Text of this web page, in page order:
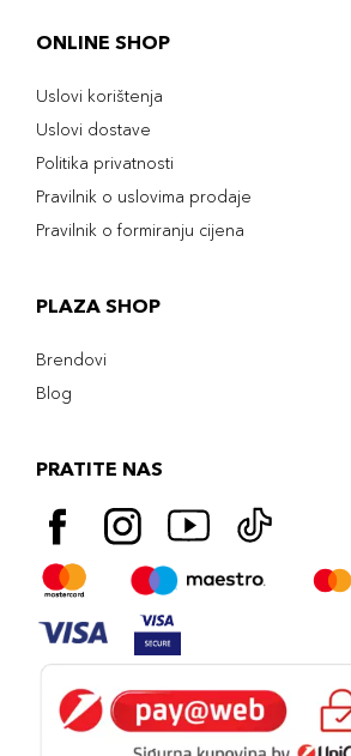
ONLINE SHOP
Uslovi korištenja
Uslovi dostave
Politika privatnosti
Pravilnik o uslovima prodaje
Pravilnik o formiranju cijena
PLAZA SHOP
Brendovi
Blog
PRATITE NAS